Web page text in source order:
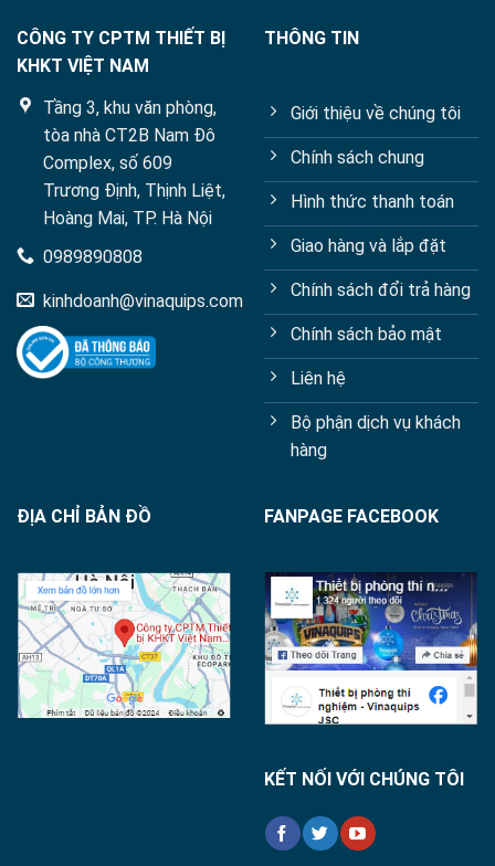
CÔNG TY CPTM THIẾT BỊ
KHKT VIỆT NAM
Tầng 3, khu văn phòng,
tòa nhà CT2B Nam Đô
Complex, số 609
Trương Định, Thịnh Liệt,
Hoàng Mai, TP. Hà Nội
0989890808
kinhdoanh@vinaquips.com
THÔNG TIN
Giới thiệu về chúng tôi
Chính sách chung
Hình thức thanh toán
Giao hàng và lắp đặt
Chính sách đổi trả hàng
Chính sách bảo mật
Liên hệ
Bộ phận dịch vụ khách
hàng
ĐỊA CHỈ BẢN ĐỒ FANPAGE FACEBOOK
KẾT NỐI VỚI CHÚNG TÔI